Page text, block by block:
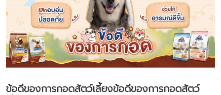
ข้อดีของการกอดสัตว์เลี้ยงข้อดีของการกอดสัตว์